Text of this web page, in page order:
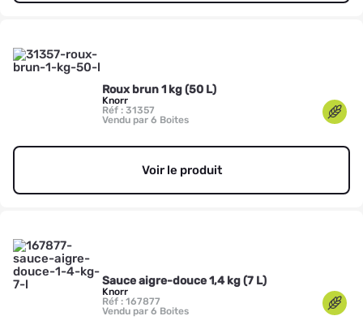
Roux brun 1 kg (50 L)
Knorr
Réf : 31357
Vendu par 6 Boites
Voir le produit
Sauce aigre-douce 1,4 kg (7 L)
Knorr
Réf : 167877
Vendu par 6 Boites